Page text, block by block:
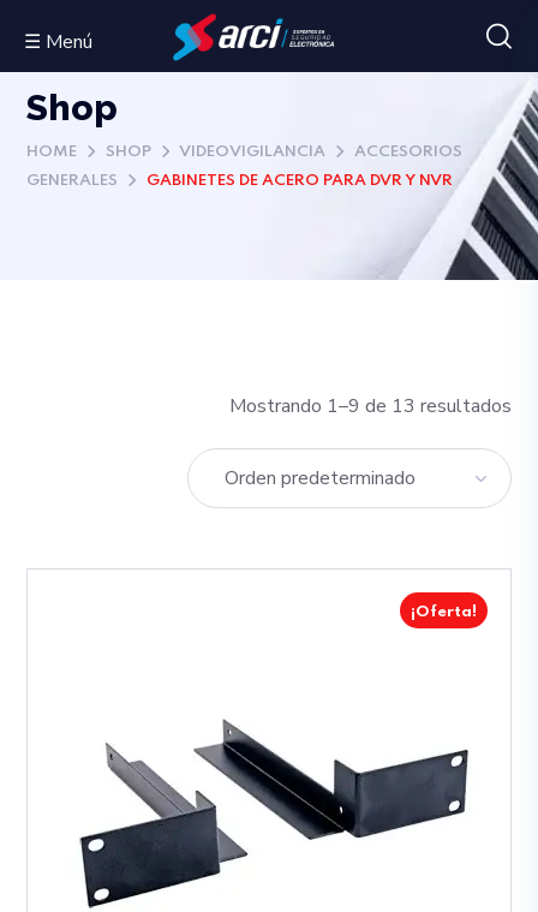
☰ Menú
Shop
HOME SHOP VIDEOVIGILANCIA
ACCESORIOS
GENERALES
GABINETES DE ACERO PARA DVR Y NVR
Mostrando 1–9 de 13 resultados
¡Oferta!